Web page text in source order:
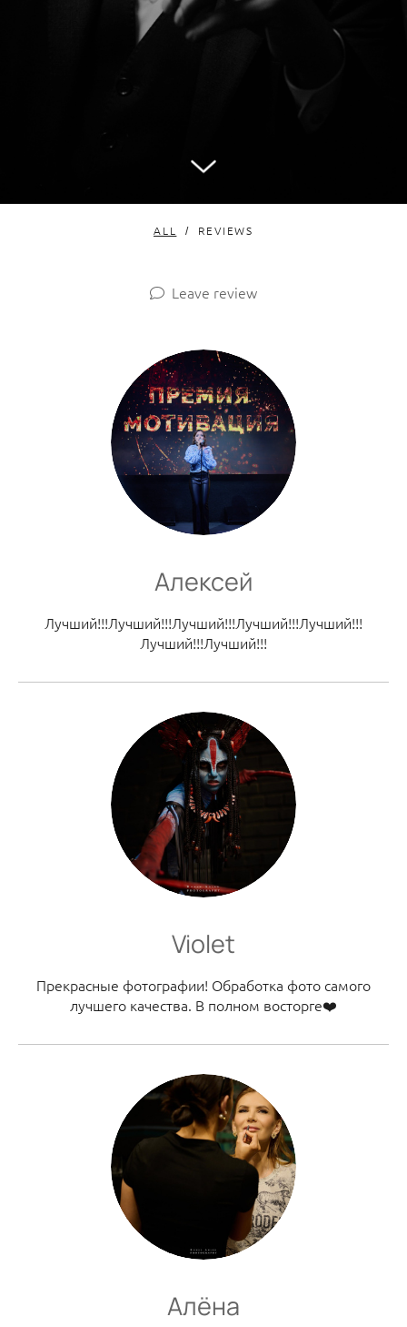
ALL REVIEWS
Leave review
Алексей
Лучший!!!Лучший!!!Лучший!!!Лучший!!!Лучший!!!
Лучший!!!Лучший!!!
Violet
Прекрасные фотографии! Обработка фото самого
лучшего качества. В полном восторге❤️
Алёна